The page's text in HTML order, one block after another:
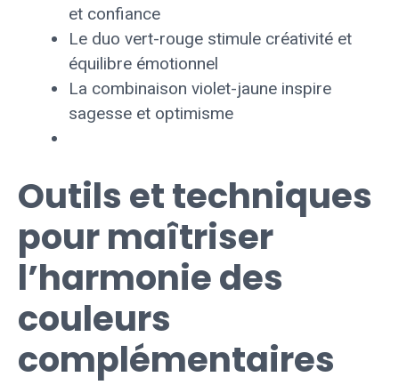
et confiance
Le duo vert-rouge stimule créativité et
équilibre émotionnel
La combinaison violet-jaune inspire
sagesse et optimisme
Outils et techniques
pour maîtriser
l’harmonie des
couleurs
complémentaires